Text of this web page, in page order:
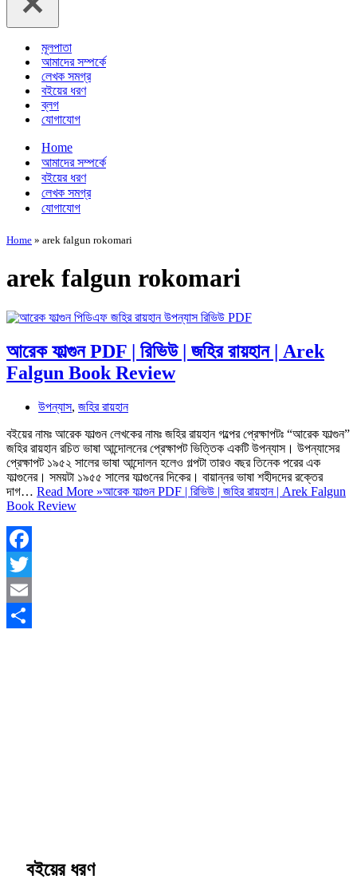
মূলপাতা
আমাদের সম্পর্কে
লেখক সমগ্র
বইয়ের ধরণ
ব্লগ
যোগাযোগ
Home
আমাদের সম্পর্কে
বইয়ের ধরণ
লেখক সমগ্র
যোগাযোগ
Home » arek falgun rokomari
arek falgun rokomari
আরেক ফাল্গুন PDF | রিভিউ | জহির রায়হান | Arek
Falgun Book Review
উপন্যাস, জহির রায়হান
বইয়ের নামঃ আরেক ফাল্গুন লেখকের নামঃ জহির রায়হান গল্পের প্রেক্ষাপটঃ “আরেক ফাল্গুন”
জহির রায়হান রচিত ভাষা আন্দোলনের প্রেক্ষাপট ভিত্তিক একটি উপন্যাস। উপন্যাসের
প্রেক্ষাপট ১৯৫২ সালের ভাষা আন্দোলন হলেও গল্পটা তারও বছর তিনেক পরের এক
ফাল্গুনের। সময়টা ১৯৫৫ সালের ফাল্গুনের দিকের। বায়ান্নর ভাষা শহীদদের রক্তের
দাগ… Read More »আরেক ফাল্গুন PDF | রিভিউ | জহির রায়হান | Arek Falgun
Book Review
Facebook
Twitter
Email
বইয়ের ধরণ